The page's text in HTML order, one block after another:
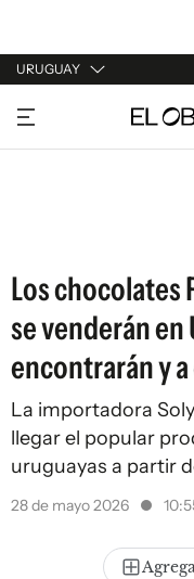
URUGUAY
URUGUAY
ARGENTINA
Los chocolates
se venderán en
encontrarán y
La importadora
llegar el popular
uruguayas a partir
28 de mayo 2026